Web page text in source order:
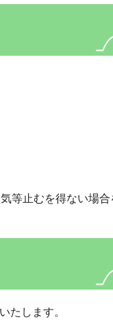
等止むを得ない場合
たします。